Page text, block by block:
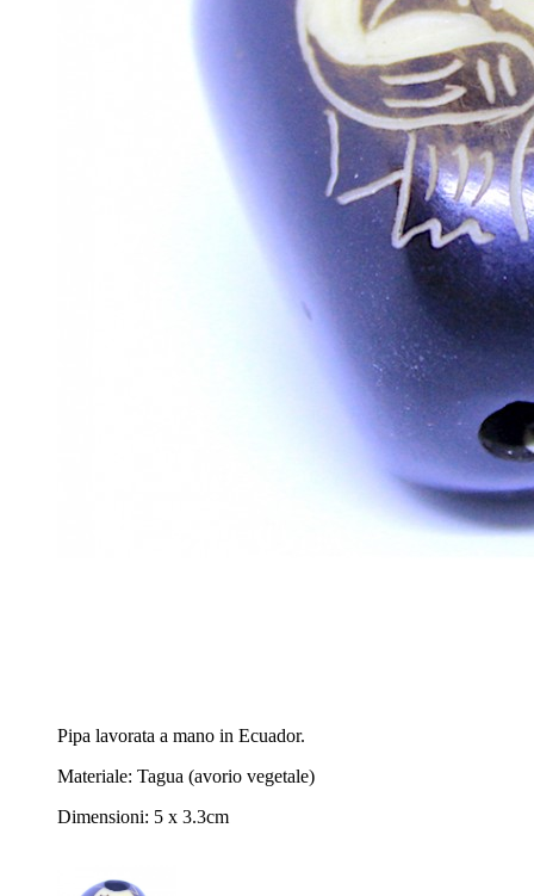
Pipa lavorata a mano in Ecuador.
Materiale: Tagua (avorio vegetale)
Dimensioni: 5 x 3.3cm